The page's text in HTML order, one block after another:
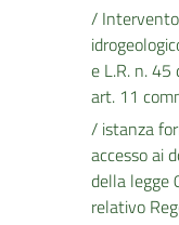
/
e L.R. n.
art. 11
/ istanza
accesso ai
della legge
relativo